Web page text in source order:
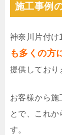
施工事例
神奈川片付け
も多くの方
提供しており
お客様から施
とで、これか
す。